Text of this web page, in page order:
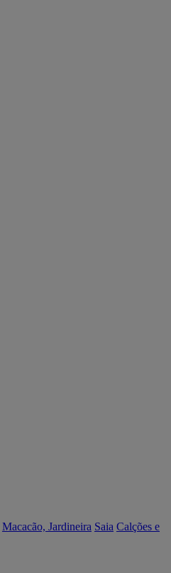
Macacão, Jardineira Saia Calções e